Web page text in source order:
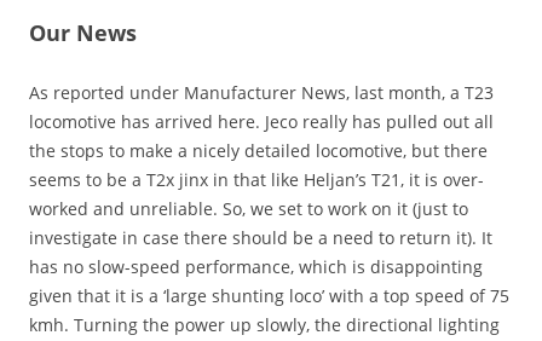
Our News
As reported under Manufacturer News, last month, a T23
locomotive has arrived here. Jeco really has pulled out all
the stops to make a nicely detailed locomotive, but there
seems to be a T2x jinx in that like Heljan’s T21, it is over-
worked and unreliable. So, we set to work on it (just to
investigate in case there should be a need to return it). It
has no slow-speed performance, which is disappointing
given that it is a ‘large shunting loco’ with a top speed of 75
kmh. Turning the power up slowly, the directional lighting